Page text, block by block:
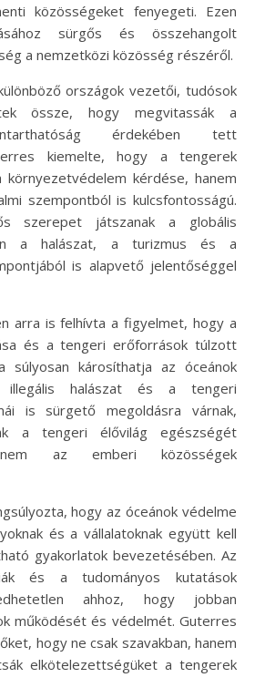
közösségeket fenyegeti. Ezen
sürgős és összehangolt
a nemzetközi közösség részéről.
országok vezetői, tudósok
össze, hogy megvitassák a
érdekében tett
kiemelte, hogy a tengerek
kérdése, hanem
szempontból is kulcsfontosságú.
szerepet játszanak a globális
a halászat, a turizmus és a
is alapvető jelentőséggel
arra is felhívta a figyelmet, hogy a
és a tengeri erőforrások túlzott
súlyosan károsíthatja az óceánok
illegális halászat és a tengeri
is sürgető megoldásra várnak,
a tengeri élővilág egészségét
az emberi közösségek
hogy az óceánok védelme
és a vállalatoknak együtt kell
gyakorlatok bevezetésében. Az
és a tudományos kutatások
ahhoz, hogy jobban
működését és védelmét. Guterres
hogy ne csak szavakban, hanem
elkötelezettségüket a tengerek